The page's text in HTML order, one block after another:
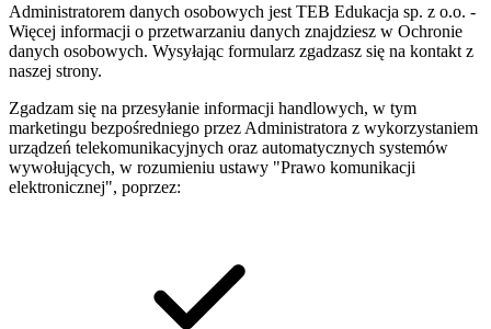
Administratorem danych osobowych jest TEB Edukacja sp. z o.o. -
Więcej informacji o przetwarzaniu danych znajdziesz w Ochronie
danych osobowych. Wysyłając formularz zgadzasz się na kontakt z
naszej strony.
Zgadzam się na przesyłanie informacji handlowych, w tym
marketingu bezpośredniego przez Administratora z wykorzystaniem
urządzeń telekomunikacyjnych oraz automatycznych systemów
wywołujących, w rozumieniu ustawy "Prawo komunikacji
elektronicznej", poprzez: